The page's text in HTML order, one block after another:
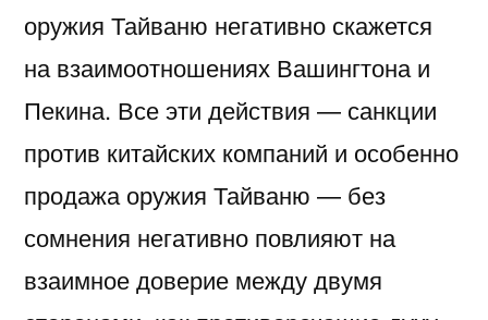
оружия Тайваню негативно скажется
на взаимоотношениях Вашингтона и
Пекина. Все эти действия — санкции
против китайских компаний и особенно
продажа оружия Тайваню — без
сомнения негативно повлияют на
взаимное доверие между двумя